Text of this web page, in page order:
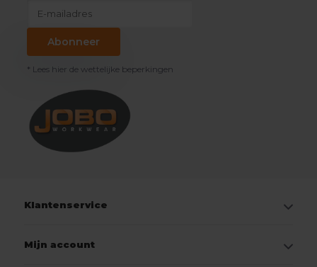
Abonneer
* Lees hier de wettelijke beperkingen
Klantenservice
Mijn account